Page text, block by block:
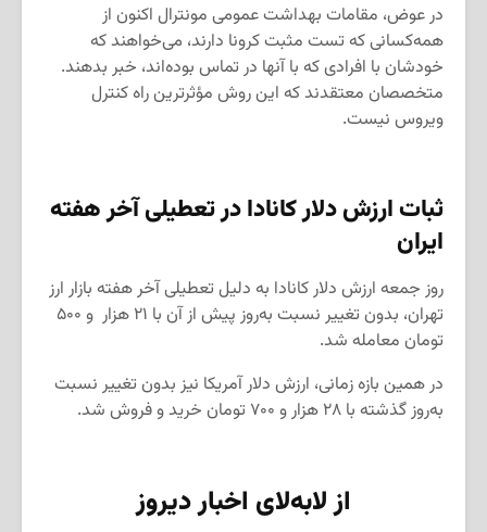
در عوض، مقامات بهداشت عمومی مونترال اکنون از
همه‌کسانی که تست مثبت کرونا دارند، می‌خواهند که
خودشان با افرادی که با آنها در تماس بوده‌اند، خبر بدهند.
متخصصان معتقدند که این روش مؤثرترین راه کنترل
ویروس نیست.
ثباتارزش دلار کانادا در تعطیلی آخر هفته
ایران
روز جمعه ارزش دلار کانادا به دلیل تعطیلی آخر هفته بازار ارز
تهران، بدون تغییر نسبت به‌روز پیش از آن با ۲۱ هزار و ۵۰۰
تومان معامله شد.
در همین بازه زمانی، ارزش دلار آمریکا نیز بدون تغییر نسبت
به‌روز گذشته با ۲۸ هزار و ۷۰۰ تومان خرید و فروش شد.
از لابه‌لای اخبار دیروز